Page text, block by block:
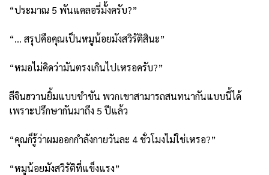
“ประมาณ 5 พันแคลอรี่มั้งครับ?”
“… สรุปคือคุณเป็นหมูน้อยมังสวิรัติสินะ”
“หมอไม่คิดว่ามันตรงเกินไปเหรอครับ?”
ลีจินฮวานยิ้มแบบขำขัน พวกเขาสามารถสนทนากันแบบนี้ได้
เพราะปรึกษากันมาถึง 5 ปีแล้ว
“คุณก็รู้ว่าผมออกกำลังกายวันละ 4 ชั่วโมงไม่ใช่เหรอ?”
“หมูน้อยมังสวิรัติที่แข็งแรง”